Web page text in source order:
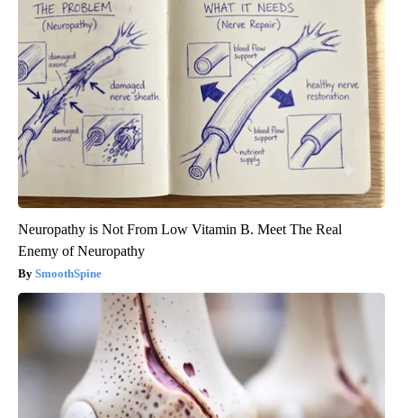
Neuropathy is Not From Low Vitamin B. Meet The Real
Enemy of Neuropathy
SmoothSpine